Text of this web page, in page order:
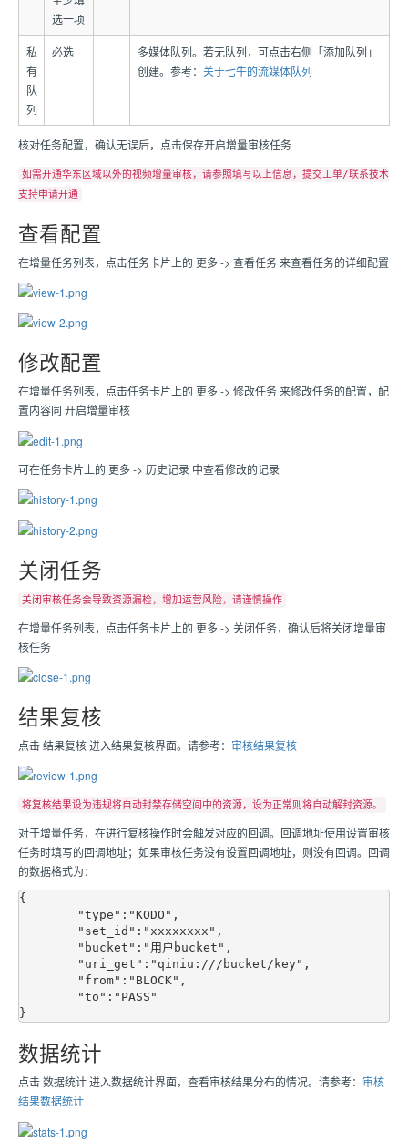
选一项
私
有
队
列
必选
多媒体队列。若无队列，可点击右侧「添加队列」
创建。参考： 关于七牛的流媒体队列
核对任务配置，确认无误后，点击保存开启增量审核任务
如需开通华东区域以外的视频增量审核，请参照填写以上信息，提交工单/联系技术
支持申请开通
查看配置
在增量任务列表，点击任务卡片上的 更多 -> 查看任务 来查看任务的详细配置
修改配置
在增量任务列表，点击任务卡片上的 更多 -> 修改任务 来修改任务的配置，配
置内容同 开启增量审核
可在任务卡片上的 更多 -> 历史记录 中查看修改的记录
关闭任务
关闭审核任务会导致资源漏检，增加运营风险，请谨慎操作
在增量任务列表，点击任务卡片上的 更多 -> 关闭任务，确认后将关闭增量审
核任务
结果复核
点击 结果复核 进入结果复核界面。请参考： 审核结果复核
将复核结果设为违规将自动封禁存储空间中的资源，设为正常则将自动解封资源。
对于增量任务，在进行复核操作时会触发对应的回调。回调地址使用设置审核
任务时填写的回调地址；如果审核任务没有设置回调地址，则没有回调。回调
的数据格式为：
{
数据统计
点击 数据统计 进入数据统计界面，查看审核结果分布的情况。请参考： 审核
结果数据统计